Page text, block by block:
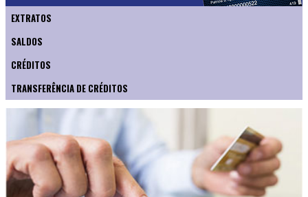
EXTRATOS
SALDOS
CRÉDITOS
TRANSFERÊNCIA DE CRÉDITOS